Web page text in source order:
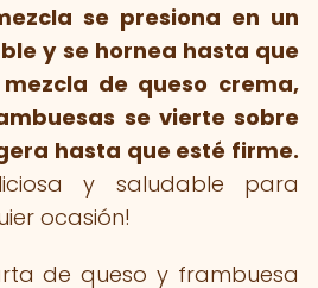
se presiona en un
y se hornea hasta que
mezcla de queso crema,
se vierte sobre
hasta que esté firme.
y saludable para
ocasión!
de queso y frambuesa